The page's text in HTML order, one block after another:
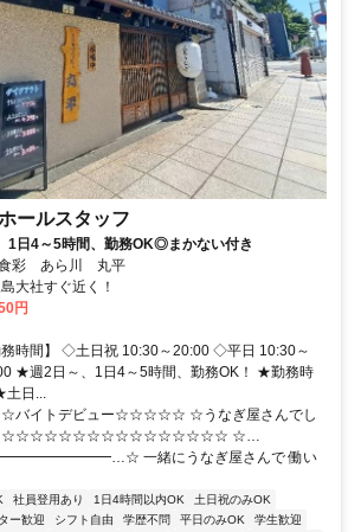
ールスタッフ
1日4～5時間、勤務OK◎まかない付き
彩 あら川 丸平
大社すぐ近く！
円
時間】 ◇土日祝 10:30～20:00 ◇平日 10:30～
★週2日～、1日4～5時間、勤務OK！ ★勤務時
土日...
イトデビュー☆☆☆☆☆ ☆うなぎ屋さんでし
？☆ ☆☆☆☆☆☆☆☆☆☆☆☆☆☆☆☆ ☆…
一緒にうなぎ屋さんで 働い
社員登用あり 1日4時間以内OK
土日祝のみOK
ー歓迎 シフト自由 学歴不問 平日のみOK
学生歓迎